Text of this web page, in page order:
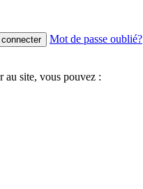
Mot de passe oublié?
au site, vous pouvez :